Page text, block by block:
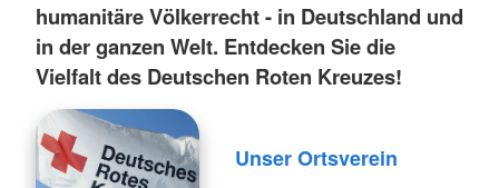
humanitäre Völkerrecht - in Deutschland und
in der ganzen Welt. Entdecken Sie die
Vielfalt des Deutschen Roten Kreuzes!
Unser Ortsverein